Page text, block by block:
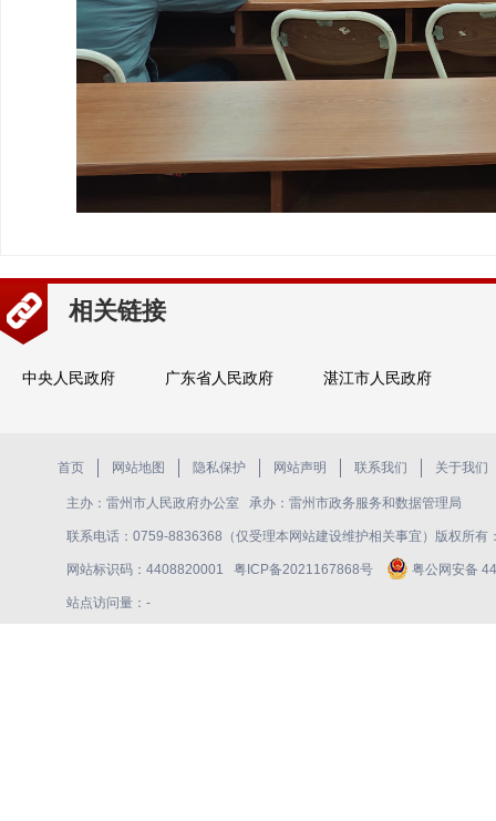
相关链接
中央人民政府 广东省人民政府 湛江市人民政府
首页 网站地图 隐私保护 网站声明 联系我们 关于我们
主办：雷州市人民政府办公室 承办：雷州市政务服务和数据管理局
联系电话：0759-8836368（仅受理本网站建设维护相关事宜）版权所有
网站标识码：4408820001 粤ICP备2021167868号 粤公网安备
站点访问量： -